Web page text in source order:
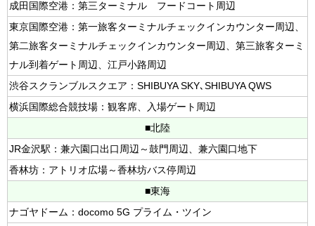
成田国際空港：第三ターミナル フードコート周辺
東京国際空港：第一旅客ターミナルチェックインカウンター周辺、
第二旅客ターミナルチェックインカウンター周辺、第三旅客ターミ
ナル到着ゲート周辺、江戸小路周辺
渋谷スクランブルスクエア：SHIBUYA SKY､SHIBUYA QWS
横浜国際総合競技場：観客席、入場ゲート周辺
■北陸
JR金沢駅：兼六園口出口周辺～鼓門周辺、兼六園口地下
香林坊：アトリオ広場～香林坊バス停周辺
■東海
ナゴヤドーム：docomo 5G プライム・ツイン